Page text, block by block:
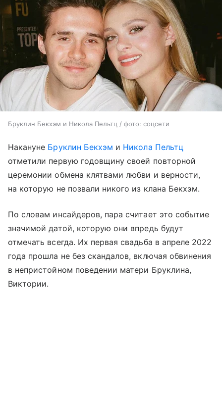
Бруклин Бекхэм и Никола Пельтц / фото: соцсети
Накануне Бруклин Бекхэм и Никола Пельтц
отметили первую годовщину своей повторной
церемонии обмена клятвами любви и верности,
на которую не позвали никого из клана Бекхэм.
По словам инсайдеров, пара считает это событие
значимой датой, которую они впредь будут
отмечать всегда. Их первая свадьба в апреле 2022
года прошла не без скандалов, включая обвинения
в непристойном поведении матери Бруклина,
Виктории.